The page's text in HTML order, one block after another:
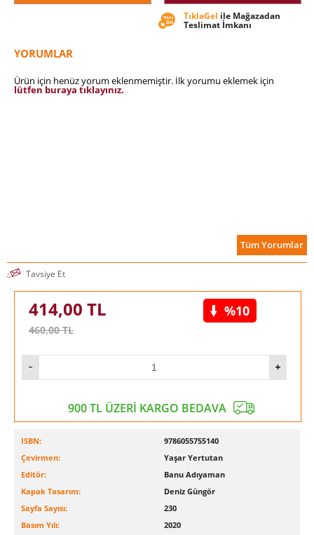
-“Eski beyne” hitap eden 6 mesaj yapıtaşı
-Sunumunuzu diğerlerinden farklılaştıracak 7 etki artırıcı
Beynin karar verme bölümünün nasıl çalıştığını anladığınızda
daha inandırıcı sunumlar yapmayı öğrenecek, daha fazla
geliştirip, ikna yeteneğinizi radikal bir biçimde
geliştireceksiniz.
TıklaGel ile Mağazadan
Teslimat İmkanı
YORUMLAR
Ürün için henüz yorum eklenmemiştir. İlk yorumu eklemek için
lütfen buraya tıklayınız.
Tüm Yorumlar
Tavsiye Et
414,00 TL
460,00TL
%10
900 TL ÜZERİ KARGO BEDAVA
ISBN:
9786055755140
Çevirmen:
Yaşar Yertutan
Editör:
Banu Adıyaman
Kapak Tasarım:
Deniz Güngör
Sayfa Sayısı:
230
Basım Yılı:
2020